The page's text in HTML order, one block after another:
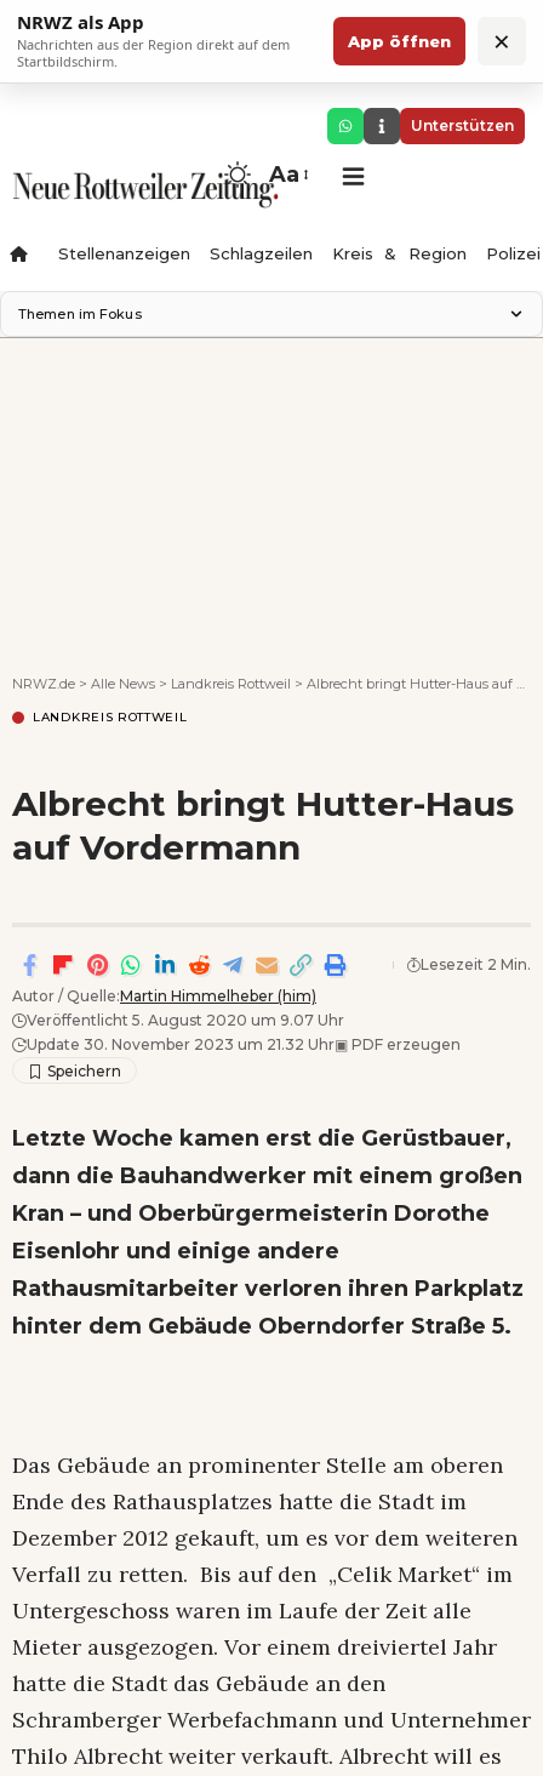
NRWZ als App
Nachrichten aus der Region direkt auf dem
Startbildschirm.
App öffnen ×
Unterstützen
Aa
Stellenanzeigen Schlagzeilen Kreis & Region Polizei
Themen im Fokus
NRWZ.de > Alle News > Landkreis Rottweil > Albrecht bringt Hutter-Haus auf Vordermann
LANDKREIS ROTTWEIL
Albrecht bringt Hutter-Haus
auf Vordermann
Autor / Quelle:Martin Himmelheber (him)
Veröffentlicht 5. August 2020 um 9.07 Uhr
Update 30. November 2023 um 21.32 Uhr▣ PDF erzeugen
Lesezeit 2 Min.
Letzte Woche kamen erst die Gerüstbauer,
dann die Bauhandwerker mit einem großen
Kran – und Oberbürgermeisterin Dorothe
Eisenlohr und einige andere
Rathausmitarbeiter verloren ihren Parkplatz
hinter dem Gebäude Oberndorfer Straße 5.
Das Gebäude an prominenter Stelle am oberen
Ende des Rathausplatzes hatte die Stadt im
Dezember 2012 gekauft, um es vor dem weiteren
Verfall zu retten. Bis auf den „Celik Market“ im
Untergeschoss waren im Laufe der Zeit alle
Mieter ausgezogen. Vor einem dreiviertel Jahr
hatte die Stadt das Gebäude an den
Schramberger Werbefachmann und Unternehmer
Thilo Albrecht weiter verkauft. Albrecht will es